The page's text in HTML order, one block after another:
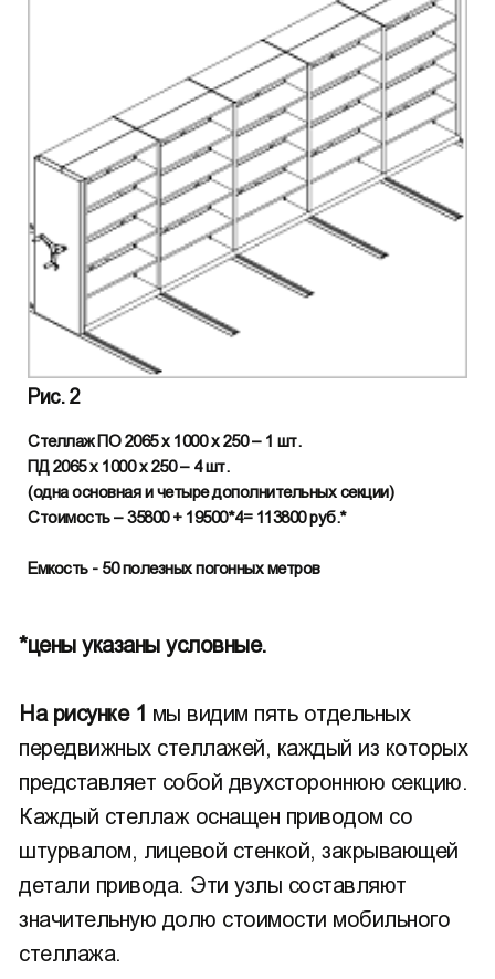
Рис. 2
Стеллаж ПО 2065 х 1000 х 250 – 1 шт.
ПД 2065 х 1000 х 250 – 4 шт.
(одна основная и четыре дополнительных секции)
Стоимость – 35800 + 19500*4= 113800 руб.*
Емкость - 50 полезных погонных метров
*цены указаны условные.
На рисунке 1 мы видим пять отдельных
передвижных стеллажей, каждый из которых
представляет собой двухстороннюю секцию.
Каждый стеллаж оснащен приводом со
штурвалом, лицевой стенкой, закрывающей
детали привода. Эти узлы составляют
значительную долю стоимости мобильного
стеллажа.